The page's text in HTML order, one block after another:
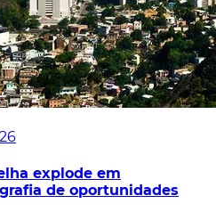
explode em
de oportunidades